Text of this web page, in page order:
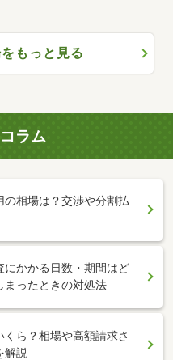
もっと見る
ラム
の相場は？交渉や分割払
にかかる日数・期間はど
まったときの対処法
ら？相場や高額請求さ
解説